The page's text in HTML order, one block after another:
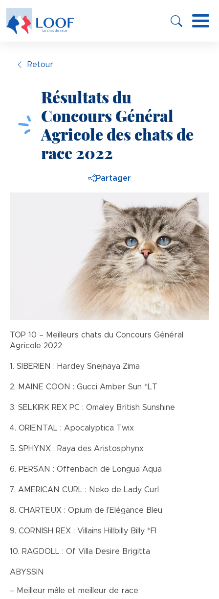
contenu
Retour
Résultats du
Concours Général
Agricole des chats de
race 2022
Partager
TOP 10 – Meilleurs chats du Concours Général
Agricole 2022
1. SIBERIEN : Hardey Snejnaya Zima
2. MAINE COON : Gucci Amber Sun *LT
3. SELKIRK REX PC : Omaley British Sunshine
4. ORIENTAL : Apocalyptica Twix
5. SPHYNX : Raya des Aristosphynx
6. PERSAN : Offenbach de Longua Aqua
7. AMERICAN CURL : Neko de Lady Curl
8. CHARTEUX : Opium de l’Elégance Bleu
9. CORNISH REX : Villains Hillbilly Billy *FI
10. RAGDOLL : Of Villa Desire Brigitta
ABYSSIN
– Meilleur mâle et meilleur de race